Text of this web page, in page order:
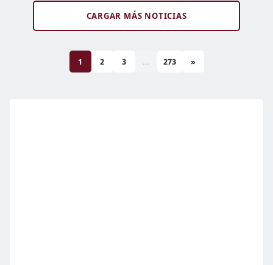
CARGAR MÁS NOTICIAS
1 2 3 ... 273 »